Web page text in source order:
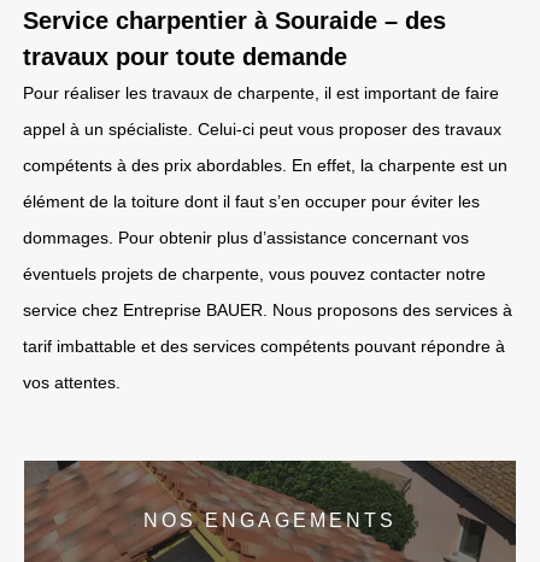
Service charpentier à Souraide – des
travaux pour toute demande
Pour réaliser les travaux de charpente, il est important de faire
appel à un spécialiste. Celui-ci peut vous proposer des travaux
compétents à des prix abordables. En effet, la charpente est un
élément de la toiture dont il faut s’en occuper pour éviter les
dommages. Pour obtenir plus d’assistance concernant vos
éventuels projets de charpente, vous pouvez contacter notre
service chez Entreprise BAUER. Nous proposons des services à
tarif imbattable et des services compétents pouvant répondre à
vos attentes.
NOS ENGAGEMENTS